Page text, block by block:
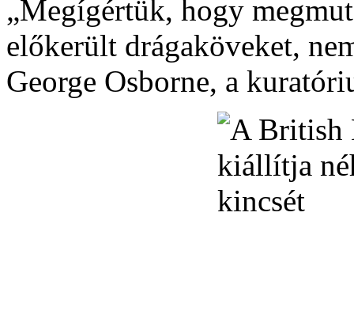
„Megígértük, hogy
előkerült drágaköveket,
George Osborne, a